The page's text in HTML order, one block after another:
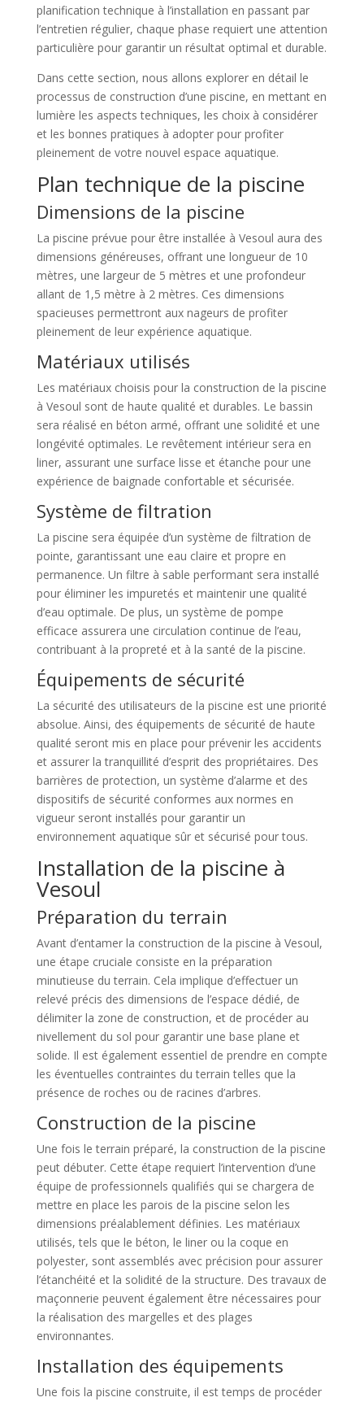
planification technique à l’installation en passant par
l’entretien régulier, chaque phase requiert une attention
particulière pour garantir un résultat optimal et durable.
Dans cette section, nous allons explorer en détail le
processus de construction d’une piscine, en mettant en
lumière les aspects techniques, les choix à considérer
et les bonnes pratiques à adopter pour profiter
pleinement de votre nouvel espace aquatique.
Plan technique de la piscine
Dimensions de la piscine
La piscine prévue pour être installée à Vesoul aura des
dimensions généreuses, offrant une longueur de 10
mètres, une largeur de 5 mètres et une profondeur
allant de 1,5 mètre à 2 mètres. Ces dimensions
spacieuses permettront aux nageurs de profiter
pleinement de leur expérience aquatique.
Matériaux utilisés
Les matériaux choisis pour la construction de la piscine
à Vesoul sont de haute qualité et durables. Le bassin
sera réalisé en béton armé, offrant une solidité et une
longévité optimales. Le revêtement intérieur sera en
liner, assurant une surface lisse et étanche pour une
expérience de baignade confortable et sécurisée.
Système de filtration
La piscine sera équipée d’un système de filtration de
pointe, garantissant une eau claire et propre en
permanence. Un filtre à sable performant sera installé
pour éliminer les impuretés et maintenir une qualité
d’eau optimale. De plus, un système de pompe
efficace assurera une circulation continue de l’eau,
contribuant à la propreté et à la santé de la piscine.
Équipements de sécurité
La sécurité des utilisateurs de la piscine est une priorité
absolue. Ainsi, des équipements de sécurité de haute
qualité seront mis en place pour prévenir les accidents
et assurer la tranquillité d’esprit des propriétaires. Des
barrières de protection, un système d’alarme et des
dispositifs de sécurité conformes aux normes en
vigueur seront installés pour garantir un
environnement aquatique sûr et sécurisé pour tous.
Installation de la piscine à
Vesoul
Préparation du terrain
Avant d’entamer la construction de la piscine à Vesoul,
une étape cruciale consiste en la préparation
minutieuse du terrain. Cela implique d’effectuer un
relevé précis des dimensions de l’espace dédié, de
délimiter la zone de construction, et de procéder au
nivellement du sol pour garantir une base plane et
solide. Il est également essentiel de prendre en compte
les éventuelles contraintes du terrain telles que la
présence de roches ou de racines d’arbres.
Construction de la piscine
Une fois le terrain préparé, la construction de la piscine
peut débuter. Cette étape requiert l’intervention d’une
équipe de professionnels qualifiés qui se chargera de
mettre en place les parois de la piscine selon les
dimensions préalablement définies. Les matériaux
utilisés, tels que le béton, le liner ou la coque en
polyester, sont assemblés avec précision pour assurer
l’étanchéité et la solidité de la structure. Des travaux de
maçonnerie peuvent également être nécessaires pour
la réalisation des margelles et des plages
environnantes.
Installation des équipements
Une fois la piscine construite, il est temps de procéder